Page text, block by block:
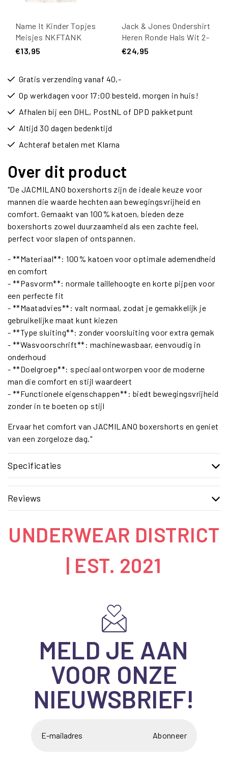
Name It Kinder Topjes
Meisjes NKFTANK
Roze/Off-White 2-Pack
€13,95
Jack & Jones Ondershirt
Heren Ronde Hals Wit 2-
Pack
€24,95
Gratis verzending vanaf 40,-
Op werkdagen voor 17:00 besteld, morgen in huis!
Afhalen bij een DHL, PostNL of DPD pakketpunt
Altijd 30 dagen bedenktijd
Achteraf betalen met Klarna
Over dit product
"De JACMILANO boxershorts zijn de ideale keuze voor
mannen die waarde hechten aan bewegingsvrijheid en
comfort. Gemaakt van 100% katoen, bieden deze
boxershorts zowel duurzaamheid als een zachte feel,
perfect voor slapen of ontspannen.
- **Materiaal**: 100% katoen voor optimale ademendheid
en comfort
- **Pasvorm**: normale taillehoogte en korte pijpen voor
een perfecte fit
- **Maatadvies**: valt normaal, zodat je gemakkelijk je
gebruikelijke maat kunt kiezen
- **Type sluiting**: zonder voorsluiting voor extra gemak
- **Wasvoorschrift**: machinewasbaar, eenvoudig in
onderhoud
- **Doelgroep**: speciaal ontworpen voor de moderne
man die comfort en stijl waardeert
- **Functionele eigenschappen**: biedt bewegingsvrijheid
zonder in te boeten op stijl
Ervaar het comfort van JACMILANO boxershorts en geniet
van een zorgeloze dag."
Specificaties
Reviews
UNDERWEAR DISTRICT
| EST. 2021
MELD JE AAN
VOOR ONZE
NIEUWSBRIEF!
Abonneer